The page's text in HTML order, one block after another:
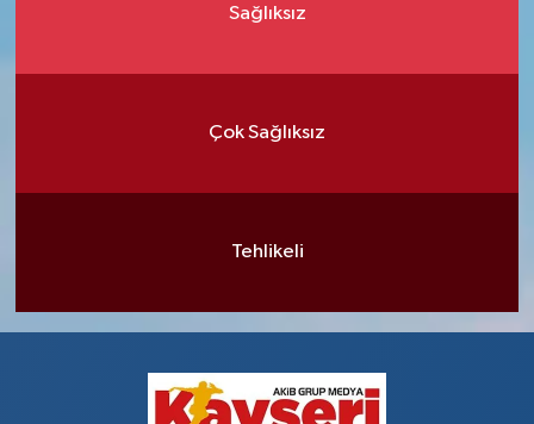
Sağlıksız
Çok Sağlıksız
Tehlikeli